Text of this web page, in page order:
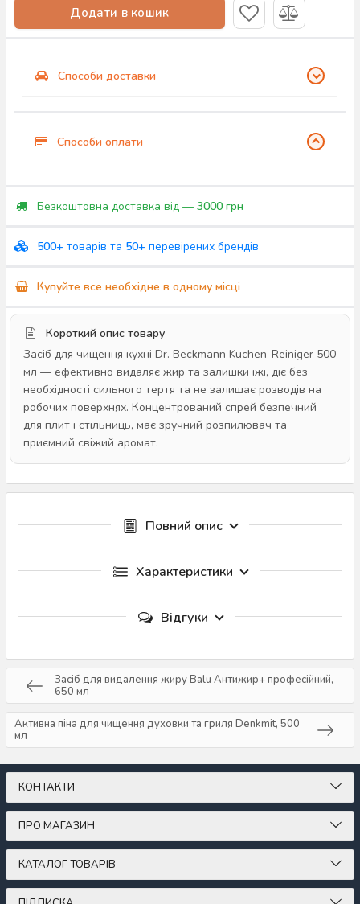
Додати в кошик
Способи доставки
Способи оплати
Безкоштовна доставка від — 3000 грн
500+ товарів та 50+ перевірених брендів
Купуйте все необхідне в одному місці
Короткий опис товару
Засіб для чищення кухні Dr. Beckmann Kuchen-Reiniger 500
мл — ефективно видаляє жир та залишки їжі, діє без
необхідності сильного тертя та не залишає розводів на
робочих поверхнях. Концентрований спрей безпечний
для плит і стільниць, має зручний розпилювач та
приємний свіжий аромат.
Повний опис
Характеристики
Відгуки
Засіб для видалення жиру Balu Антижир+ професійний,
650 мл
Активна піна для чищення духовки та гриля Denkmit, 500
мл
КОНТАКТИ
ПРО МАГАЗИН
КАТАЛОГ ТОВАРІВ